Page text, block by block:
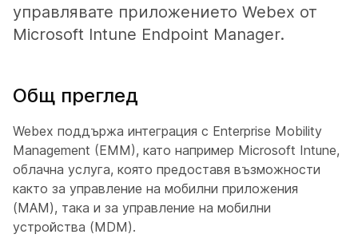
управлявате приложението Webex от
Microsoft Intune Endpoint Manager.
Общ преглед
Webex поддържа интеграция с Enterprise Mobility
Management (EMM), като например Microsoft Intune,
облачна услуга, която предоставя възможности
както за управление на мобилни приложения
(MAM), така и за управление на мобилни
устройства (MDM).